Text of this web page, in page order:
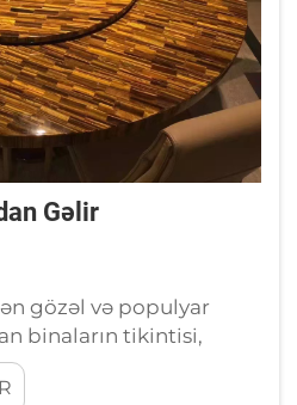
Gəlir
gözəl və populyar
binaların tikintisi,
saytaları üçün istifadə
haradan gəlir? O,